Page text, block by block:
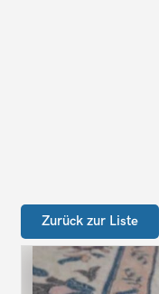
Zurück zur Liste